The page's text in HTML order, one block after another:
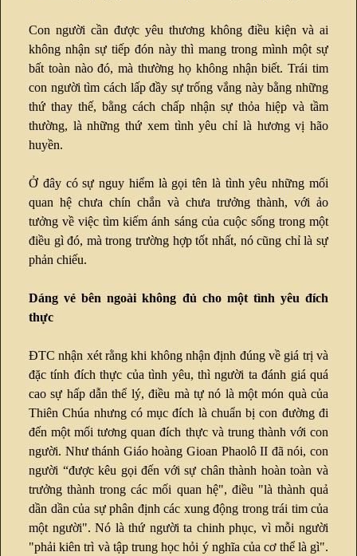
Con người cần được yêu thương không điều kiện và ai
không nhận sự tiếp đón này thì mang trong mình một sự
bất toàn nào đó, mà thường họ không nhận biết. Trái tim
con người tìm cách lấp đầy sự trống vắng này bằng những
thứ thay thế, bằng cách chấp nhận sự thỏa hiệp và tầm
thường, là những thứ xem tình yêu chỉ là hương vị hão
huyền.
Ở đây có sự nguy hiểm là gọi tên là tình yêu những mối
quan hệ chưa chín chắn và chưa trưởng thành, với ảo
tưởng về việc tìm kiếm ánh sáng của cuộc sống trong một
điều gì đó, mà trong trường hợp tốt nhất, nó cũng chỉ là sự
phản chiếu.
Dáng vẻ bên ngoài không đủ cho một tình yêu đích
thực
ĐTC nhận xét rằng khi không nhận định đúng về giá trị và
đặc tính đích thực của tình yêu, thì người ta đánh giá quá
cao sự hấp dẫn thể lý, điều mà tự nó là một món quà của
Thiên Chúa nhưng có mục đích là chuẩn bị con đường đi
đến một mối tương quan đích thực và trung thành với con
người. Như thánh Giáo hoàng Gioan Phaolô II đã nói, con
người “được kêu gọi đến với sự chân thành hoàn toàn và
trưởng thành trong các mối quan hệ", điều "là thành quả
dần dần của sự phân định các xung động trong trái tim của
một người". Nó là thứ người ta chinh phục, vì mỗi người
"phải kiên trì và tập trung học hỏi ý nghĩa của cơ thể là gì".